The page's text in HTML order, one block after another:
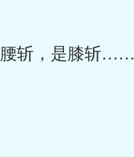
斩，是膝斩